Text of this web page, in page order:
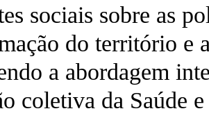
sociais sobre as
do território e
a abordagem
coletiva da Saúde